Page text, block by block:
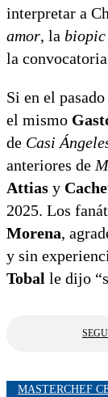
interpretar a
amor, la biopic
la
Si en el pasado
el mismo
de Casi
anteriores de
Attias y
2025. Los
Morena,
y sin
Tobal le dijo
MASTERCHEF